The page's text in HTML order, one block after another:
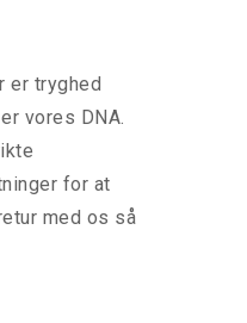
er tryghed
vores DNA.
for at
med os så